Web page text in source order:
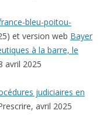
bleu-poitou-
et version web Bayer
à la barre, le
avril 2025
judiciaires en
avril 2025